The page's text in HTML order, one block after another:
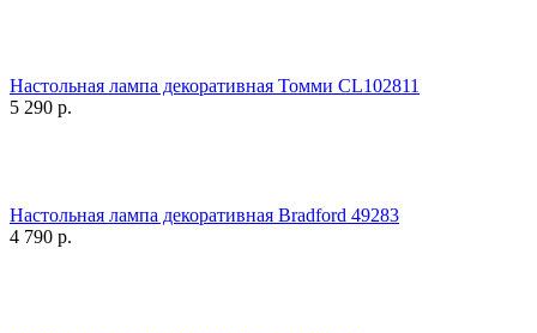
Настольная лампа декоративная Томми CL102811
5 290 р.
Настольная лампа декоративная Bradford 49283
4 790 р.